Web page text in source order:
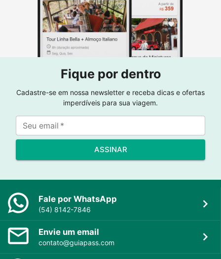
Fique por dentro
Cadastre-se em nossa newsletter e receba dicas e ofertas
imperdíveis para sua viagem.
Seu email *
ASSINAR
Fale por WhatsApp
(54) 8142-7846
Envie um email
contato@guiapass.com